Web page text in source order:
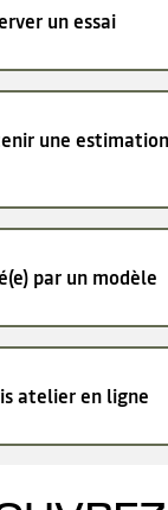
un essai
une
par un modèle
atelier en ligne